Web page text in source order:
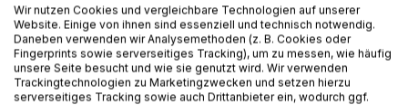
Eckhard hat keine Biografie geschrieben um Ruhm zu
ernten. Er hat sie geschrieben um ein Stück von sich selbst
zu bewahren.
Mit entwaffnender Ehrlichkeit erzählt er die Geschichte
seines Lebens -eine Geschichte, die von ständigen
Wir nutzen Cookies und vergleichbare Technologien auf unserer
Website. Einige von ihnen sind essenziell und technisch notwendig.
Daneben verwenden wir Analysemethoden (z. B. Cookies oder
Fingerprints sowie serverseitiges Tracking), um zu messen, wie häufig
unsere Seite besucht und wie sie genutzt wird. Wir verwenden
Trackingtechnologien zu Marketingzwecken und setzen hierzu
serverseitiges Tracking sowie auch Drittanbieter ein, wodurch ggf.